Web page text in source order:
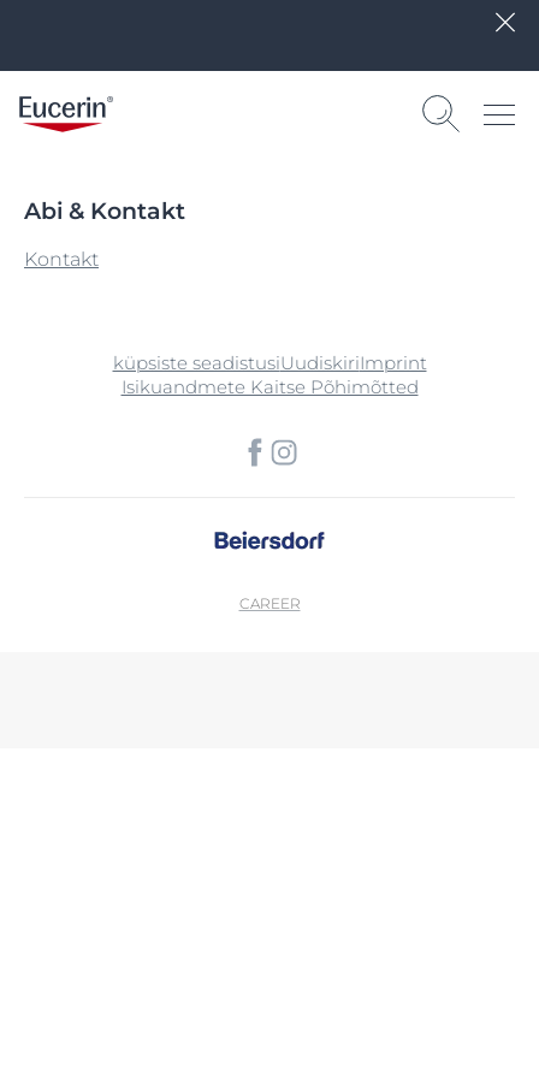
Abi & Kontakt
Kontakt
küpsiste seadistusiUudiskiriImprint
Isikuandmete Kaitse Põhimõtted
CAREER